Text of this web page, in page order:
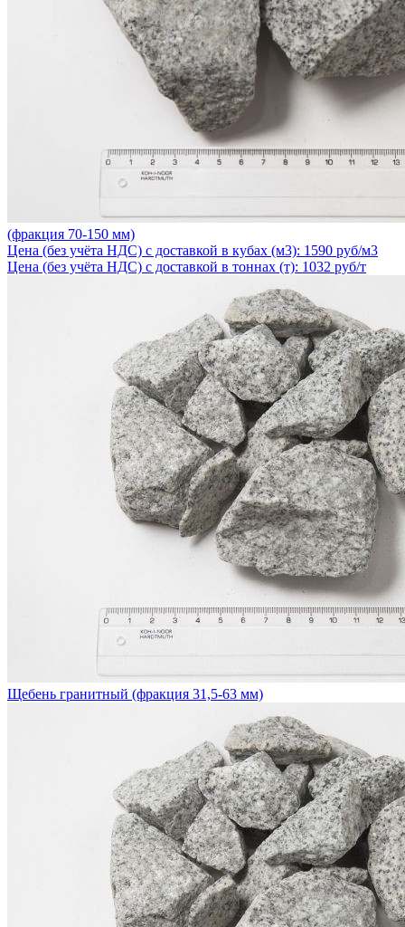
(фракция 70-150 мм)
Цена (без учёта НДС) с доставкой в кубах (м3): 1590 руб/м3
Цена (без учёта НДС) с доставкой в тоннах (т): 1032 руб/т
Щебень гранитный (фракция 31,5-63 мм)